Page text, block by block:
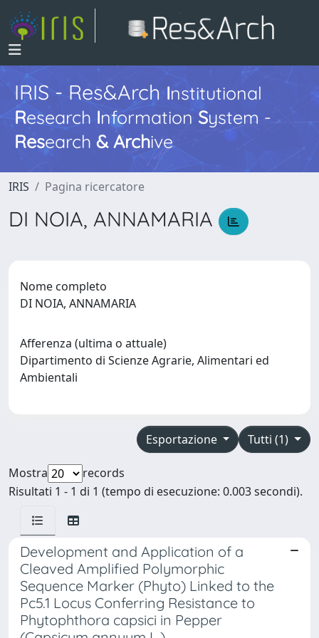
IRIS - Res&ArchInstitutional
Research InformationSystem -
Research & Archive
IRIS Pagina ricercatore
DI NOIA, ANNAMARIA
Nome completo
DI NOIA, ANNAMARIA
Afferenza (ultima o attuale)
Dipartimento di Scienze Agrarie, Alimentari ed
Ambientali
Tutti (1)
Esportazione
Mostra
records
Risultati 1 - 1 di 1 (tempo di esecuzione: 0.003 secondi).
Development and Application of a
Cleaved Amplified Polymorphic
Sequence Marker (Phyto) Linked to the
Pc5.1 Locus Conferring Resistance to
Phytophthora capsici in Pepper